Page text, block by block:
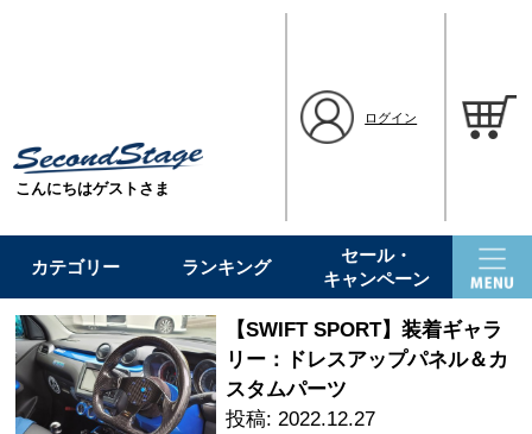
こんにちはゲストさま
ログイン
カテゴリー ランキング
セール・
キャンペーン
【SWIFT SPORT】装着ギャラ
リー：ドレスアップパネル＆カ
スタムパーツ
2022.12.27